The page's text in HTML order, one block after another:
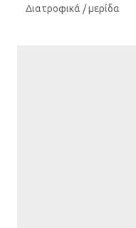
Διατροφικά / μερίδα